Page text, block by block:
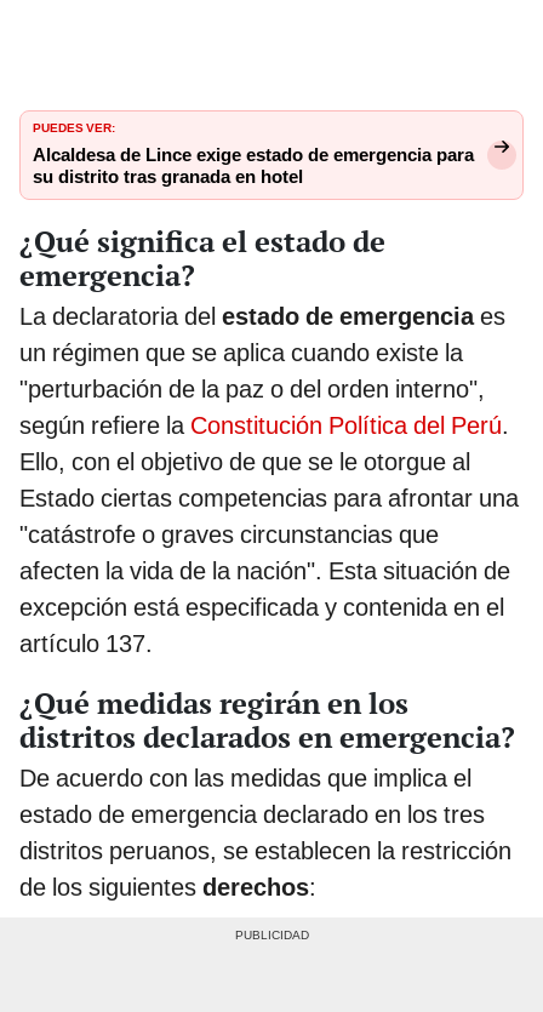
PUEDES VER:
Alcaldesa de Lince exige estado de emergencia para
su distrito tras granada en hotel
¿Qué significa el estado de
emergencia?
La declaratoria del estado de emergenciaes
un régimen que se aplica cuando existe la
"perturbación de la paz o del orden interno",
según refiere la Constitución Política del Perú.
Ello, con el objetivo de que se le otorgue al
Estado ciertas competencias para afrontar una
"catástrofe o graves circunstancias que
afecten la vida de la nación". Esta situación de
excepción está especificada y contenida en el
artículo 137.
¿Qué medidas regirán en los
distritos declarados en emergencia?
De acuerdo con las medidas que implica el
estado de emergencia declarado en los tres
distritos peruanos, se establecen la restricción
de los siguientes derechos: